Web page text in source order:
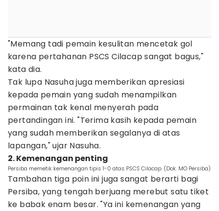
"Memang tadi pemain kesulitan mencetak gol
karena pertahanan PSCS Cilacap sangat bagus,"
kata dia.
Tak lupa Nasuha juga memberikan apresiasi
kepada pemain yang sudah menampilkan
permainan tak kenal menyerah pada
pertandingan ini. "Terima kasih kepada pemain
yang sudah memberikan segalanya di atas
lapangan," ujar Nasuha.
2. Kemenangan penting
Persiba memetik kemenangan tipis 1-0 atas PSCS Cilacap. (Dok. MO Persiba)
Tambahan tiga poin ini juga sangat berarti bagi
Persiba, yang tengah berjuang merebut satu tiket
ke babak enam besar. "Ya ini kemenangan yang